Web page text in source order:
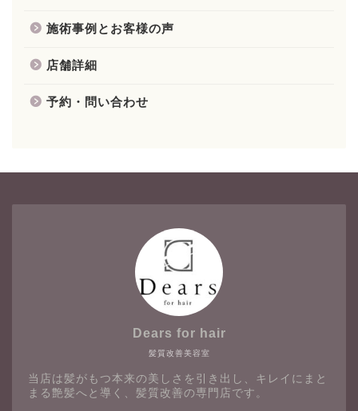
施術事例とお客様の声
店舗詳細
予約・問い合わせ
髪質改善美容室
Dears for hair
当店は髪がもつ本来の美しさを引き出し、キレイにまと
まる艶髪へと導く、髪質改善の専門店です。